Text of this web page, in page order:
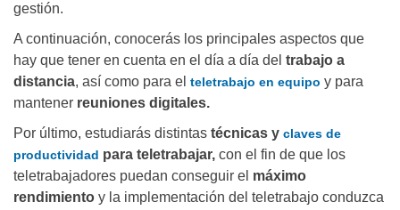
gestión.
A continuación, conocerás los principales aspectos que
hay que tener en cuenta en el día a día del trabajo a
distancia, así como para el teletrabajo en equipo y para
mantener reuniones digitales.
Por último, estudiarás distintas técnicas y claves de
productividad para teletrabajar, con el fin de que los
teletrabajadores puedan conseguir el máximo
rendimiento y la implementación del teletrabajo conduzca